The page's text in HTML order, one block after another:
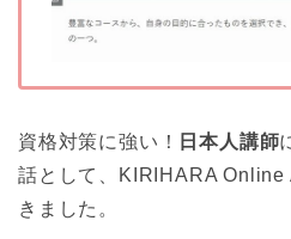
資格対策に強い！ 日本人講師
話として、KIRIHARA Online
きました。